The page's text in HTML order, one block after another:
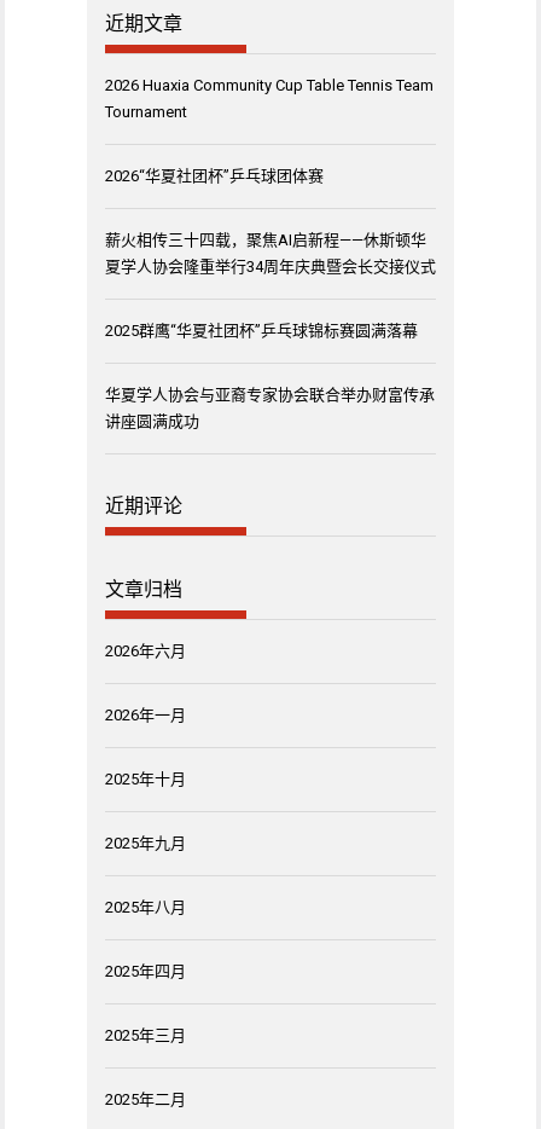
近期文章
2026 Huaxia Community Cup Table Tennis Team
Tournament
2026“华夏社团杯”乒乓球团体赛
薪火相传三十四载，聚焦AI启新程——休斯顿华
夏学人协会隆重举行34周年庆典暨会长交接仪式
2025群鹰“华夏社团杯”乒乓球锦标赛圆满落幕
华夏学人协会与亚裔专家协会联合举办财富传承
讲座圆满成功
近期评论
文章归档
2026年六月
2026年一月
2025年十月
2025年九月
2025年八月
2025年四月
2025年三月
2025年二月